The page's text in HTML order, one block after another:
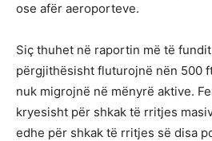
ose afër aeroporteve.
Siç thuhet në raportin më të
përgjithësisht fluturojnë nën 500
nuk migrojnë në mënyrë aktive.
kryesisht për shkak të rritjes
edhe për shkak të rritjes së disa